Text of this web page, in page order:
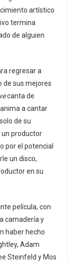
artístico
termina
de alguien
regresar a
de sus mejores
canta de
a cantar
de su
un productor
por el potencial
un disco,
en su
película, con
camadería y
haber hecho
Adam
Steinfeld y Mos